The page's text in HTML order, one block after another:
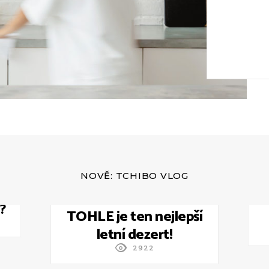
NOVĚ: TCHIBO VLOG
TOHLE je ten nejlepší
letní dezert!
2922